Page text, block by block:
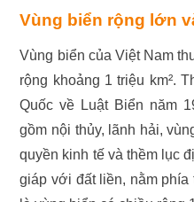
Vùng biển rộng lớn
Vùng biển của Việt Nam
rộng khoảng 1 triệu km².
Quốc về Luật Biển năm
gồm nội thủy, lãnh hải,
quyền kinh tế và thềm lục
giáp với đất liền, nằm